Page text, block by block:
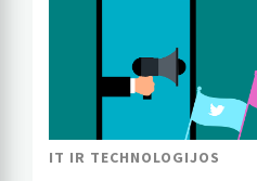
IT IR TECHNOLOGIJOS